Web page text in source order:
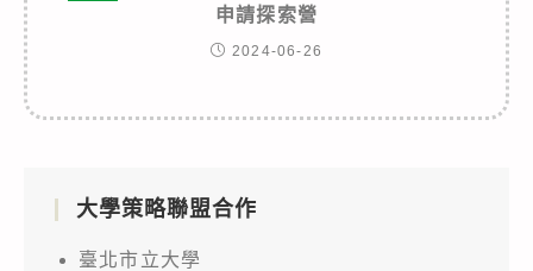
申請探索營
2024-06-26
大學策略聯盟合作
臺北市立大學